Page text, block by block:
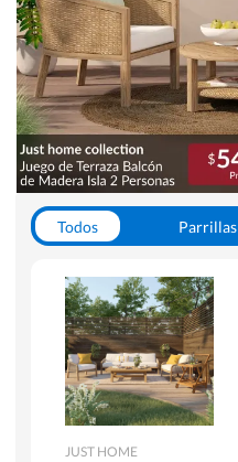
Todos Parrillas
JUST HOME